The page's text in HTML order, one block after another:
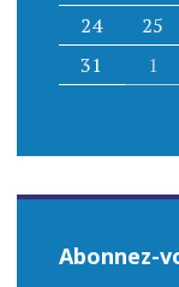
24
25
31
1
Abonnez-